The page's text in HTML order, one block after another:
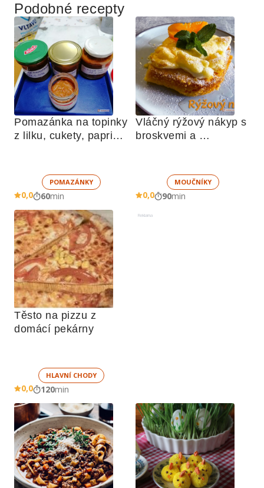
Podobné recepty
Pomazánka na topinky
z lilku, cukety, paprik,
POMAZÁNKY
0,0 60min
Vláčný rýžový nákyp s
broskvemi a
MOUČNÍKY
0,0 90min
Těsto na pizzu z
domácí pekárny
HLAVNÍ CHODY
0,0 120min
Reklama